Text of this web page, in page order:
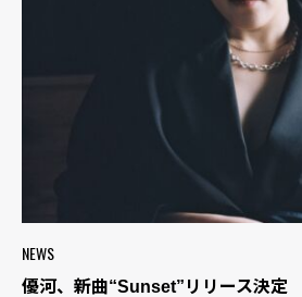
NEWS
優河、新曲“Sunset”リリース決定